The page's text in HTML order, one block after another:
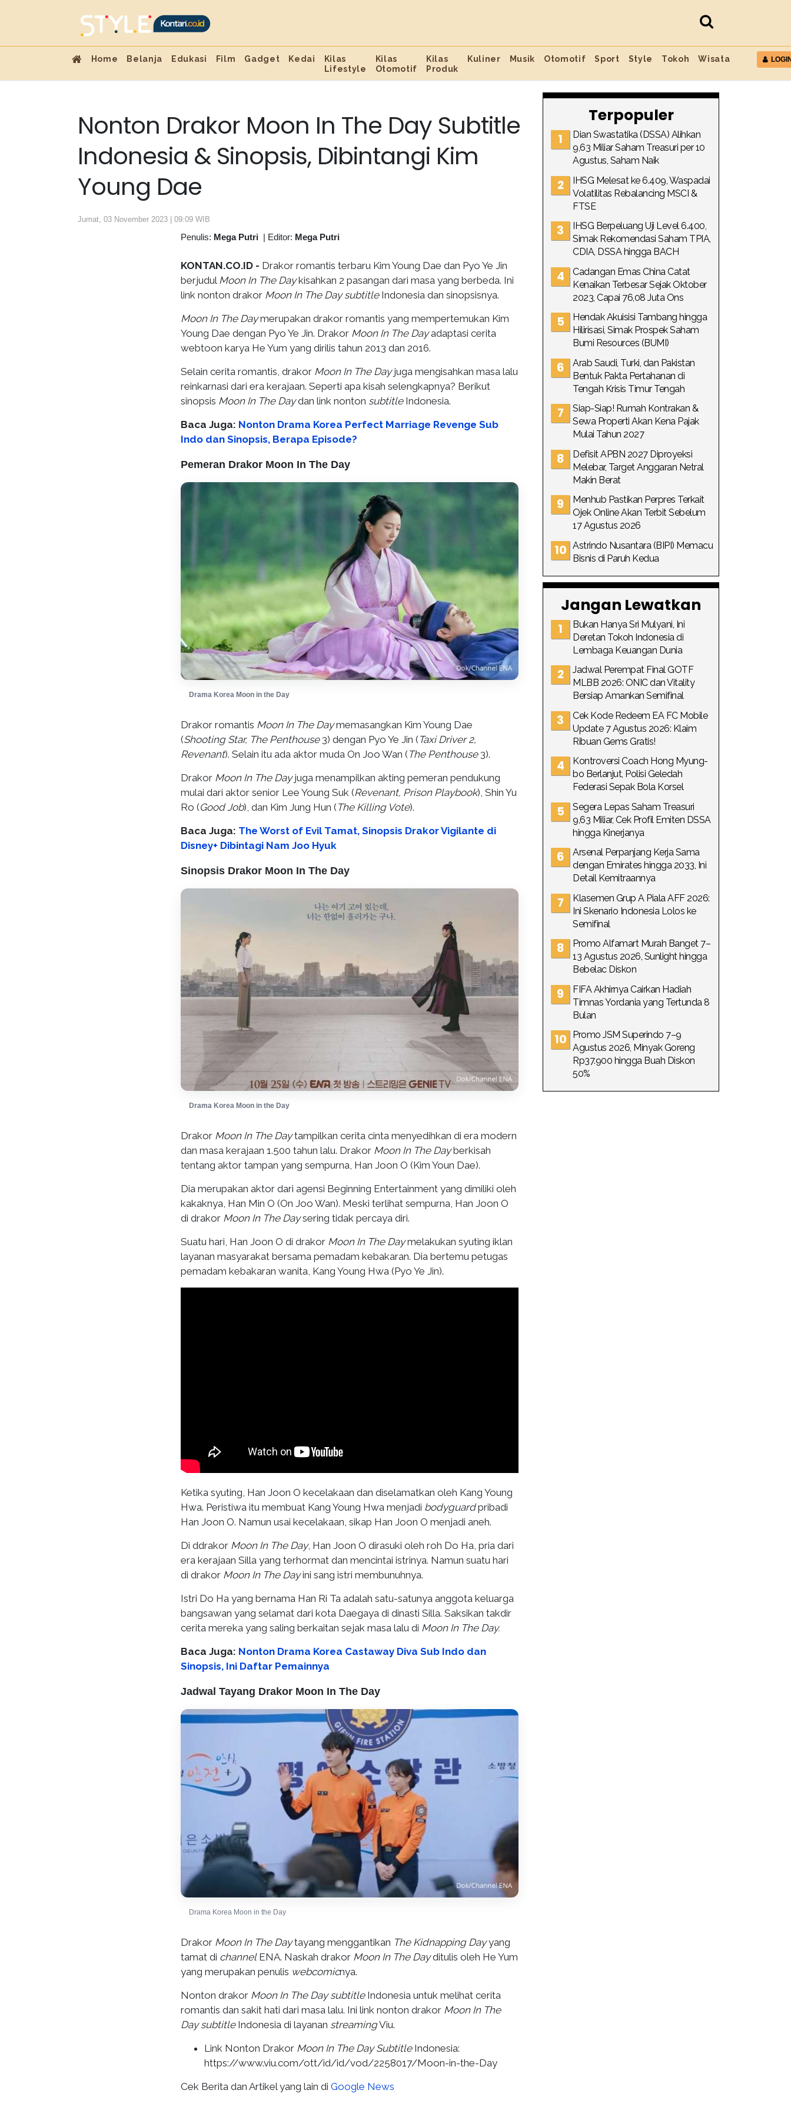
Home Belanja Edukasi Film Gadget Kedai
Kilas
Lifestyle
Kilas
Otomotif
Kilas
Produk
Kuliner Musik Otomotif Sport Style Tokoh Wisata
Nonton Drakor Moon In The Day Subtitle
Indonesia & Sinopsis, Dibintangi Kim
Young Dae
Jumat, 03 November 2023 | 09:09 WIB
Penulis: Mega Putri | Editor: Mega Putri
KONTAN.CO.ID - Drakor romantis terbaru Kim Young Dae dan Pyo Ye Jin
berjudul Moon In The Daykisahkan 2 pasangan dari masa yang berbeda. Ini
link nonton drakor Moon In The DaysubtitleIndonesia dan sinopsisnya.
Moon In The Daymerupakan drakor romantis yang mempertemukan Kim
Young Dae dengan Pyo Ye Jin. Drakor Moon In The Dayadaptasi cerita
webtoon karya He Yum yang dirilis tahun 2013 dan 2016.
Selain cerita romantis, drakor Moon In The Dayjuga mengisahkan masa lalu
reinkarnasi dari era kerajaan. Seperti apa kisah selengkapnya? Berikut
sinopsis Moon In The Daydan link nonton subtitleIndonesia.
Baca Juga: Nonton Drama Korea Perfect Marriage Revenge Sub
Indo dan Sinopsis, Berapa Episode?
Pemeran Drakor Moon In The Day
Drama Korea Moon in the Day
Drakor romantis Moon In The Daymemasangkan Kim Young Dae
(Shooting Star, The Penthouse 3) dengan Pyo Ye Jin ( Taxi Driver 2,
Revenant). Selain itu ada aktor muda On Joo Wan ( The Penthouse3).
Drakor Moon In The Dayjuga menampilkan akting pemeran pendukung
mulai dari aktor senior Lee Young Suk (Revenant, Prison Playbook), Shin Yu
Ro (Good Job), dan Kim Jung Hun ( The Killing Vote).
Baca Juga: The Worst of Evil Tamat, Sinopsis Drakor Vigilante di
Disney+ Dibintagi Nam Joo Hyuk
Sinopsis Drakor Moon In The Day
Drama Korea Moon in the Day
Drakor Moon In The Daytampilkan cerita cinta menyedihkan di era modern
dan masa kerajaan 1.500 tahun lalu. Drakor Moon In The Dayberkisah
tentang aktor tampan yang sempurna, Han Joon O (Kim Youn Dae).
Dia merupakan aktor dari agensi Beginning Entertainment yang dimiliki oleh
kakaknya, Han Min O (On Joo Wan). Meski terlihat sempurna, Han Joon O
di drakor Moon In The Daysering tidak percaya diri.
Suatu hari, Han Joon O di drakor Moon In The Daymelakukan syuting iklan
layanan masyarakat bersama pemadam kebakaran. Dia bertemu petugas
pemadam kebakaran wanita, Kang Young Hwa (Pyo Ye Jin).
Ketika syuting, Han Joon O kecelakaan dan diselamatkan oleh Kang Young
Hwa. Peristiwa itu membuat Kang Young Hwa menjadi bodyguardpribadi
Han Joon O. Namun usai kecelakaan, sikap Han Joon O menjadi aneh.
Di ddrakor Moon In The Day, Han Joon O dirasuki oleh roh Do Ha, pria dari
era kerajaan Silla yang terhormat dan mencintai istrinya. Namun suatu hari
di drakor Moon In The Dayini sang istri membunuhnya.
Istri Do Ha yang bernama Han Ri Ta adalah satu-satunya anggota keluarga
bangsawan yang selamat dari kota Daegaya di dinasti Silla. Saksikan takdir
cerita mereka yang saling berkaitan sejak masa lalu di Moon In The Day.
Baca Juga: Nonton Drama Korea Castaway Diva Sub Indo dan
Sinopsis, Ini Daftar Pemainnya
Jadwal Tayang Drakor Moon In The Day
Drama Korea Moon in the Day
Drakor Moon In The Daytayang menggantikan The Kidnapping Dayyang
tamat di channelENA. Naskah drakor Moon In The Dayditulis oleh He Yum
yang merupakan penulis webcomicnya.
Nonton drakor Moon In The Day subtitle Indonesia untuk melihat cerita
romantis dan sakit hati dari masa lalu. Ini link nonton drakor Moon In The
Day subtitle Indonesia di layanan streamingViu.
Link Nonton Drakor Moon In The Day SubtitleIndonesia:
https://www.viu.com/ott/id/id/vod/2258017/Moon-in-the-Day
Cek Berita dan Artikel yang lain di Google News
Terpopuler
Dian Swastatika (DSSA) Alihkan
9,63 Miliar Saham Treasuri per 10
Agustus, Saham Naik
IHSG Melesat ke 6.409, Waspadai
Volatilitas Rebalancing MSCI &
FTSE
IHSG Berpeluang Uji Level 6.400,
Simak Rekomendasi Saham TPIA,
CDIA, DSSA hingga BACH
Cadangan Emas China Catat
Kenaikan Terbesar Sejak Oktober
2023, Capai 76,08 Juta Ons
Hendak Akuisisi Tambang hingga
Hilirisasi, Simak Prospek Saham
Bumi Resources (BUMI)
Arab Saudi, Turki, dan Pakistan
Bentuk Pakta Pertahanan di
Tengah Krisis Timur Tengah
Siap-Siap! Rumah Kontrakan &
Sewa Properti Akan Kena Pajak
Mulai Tahun 2027
Defisit APBN 2027 Diproyeksi
Melebar, Target Anggaran Netral
Makin Berat
Menhub Pastikan Perpres Terkait
Ojek Online Akan Terbit Sebelum
17 Agustus 2026
Astrindo Nusantara (BIPI) Memacu
Bisnis di Paruh Kedua
Jangan Lewatkan
Bukan Hanya Sri Mulyani, Ini
Deretan Tokoh Indonesia di
Lembaga Keuangan Dunia
Jadwal Perempat Final GOTF
MLBB 2026: ONIC dan Vitality
Bersiap Amankan Semifinal
Cek Kode Redeem EA FC Mobile
Update 7 Agustus 2026: Klaim
Ribuan Gems Gratis!
Kontroversi Coach Hong Myung-
bo Berlanjut, Polisi Geledah
Federasi Sepak Bola Korsel
Segera Lepas Saham Treasuri
9,63 Miliar, Cek Profil Emiten DSSA
hingga Kinerjanya
Arsenal Perpanjang Kerja Sama
dengan Emirates hingga 2033, Ini
Detail Kemitraannya
Klasemen Grup A Piala AFF 2026:
Ini Skenario Indonesia Lolos ke
Semifinal
Promo Alfamart Murah Banget 7–
13 Agustus 2026, Sunlight hingga
Bebelac Diskon
FIFA Akhirnya Cairkan Hadiah
Timnas Yordania yang Tertunda 8
Bulan
Promo JSM Superindo 7–9
Agustus 2026, Minyak Goreng
Rp37.900 hingga Buah Diskon
50%